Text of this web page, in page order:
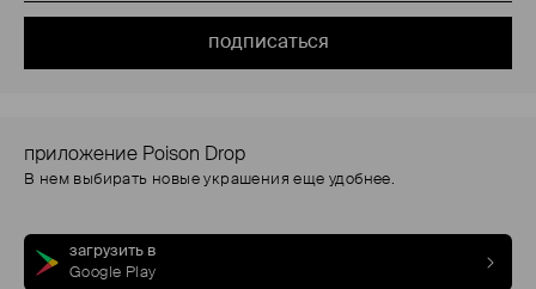
подписаться
приложение Poison Drop
В нем выбирать новые украшения еще удобнее.
загрузить в
Google Play